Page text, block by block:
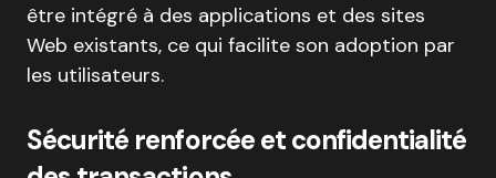
être intégré à des applications et des sites
Web existants, ce qui facilite son adoption par
les utilisateurs.
Sécurité renforcée et confidentialité